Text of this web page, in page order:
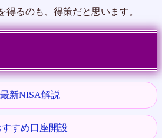
得るのも、得策だと思います。
最新NISA解説
すすめ口座開設